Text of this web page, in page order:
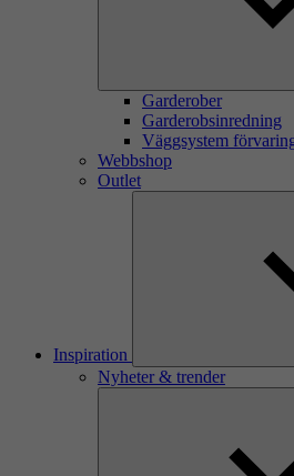
Garderober
Garderobsinredning
Väggsystem
Webbshop
Outlet
Inspiration
Nyheter & trender